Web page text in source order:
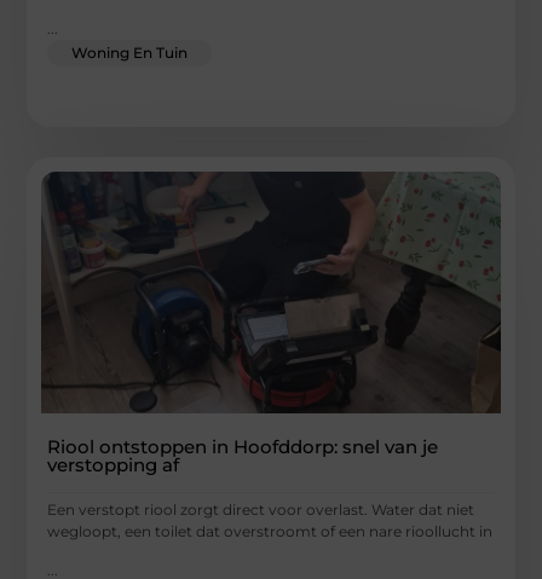
Woning En Tuin
Riool ontstoppen in Hoofddorp: snel van je
verstopping af
Een verstopt riool zorgt direct voor overlast. Water dat niet
wegloopt, een toilet dat overstroomt of een nare rioollucht in